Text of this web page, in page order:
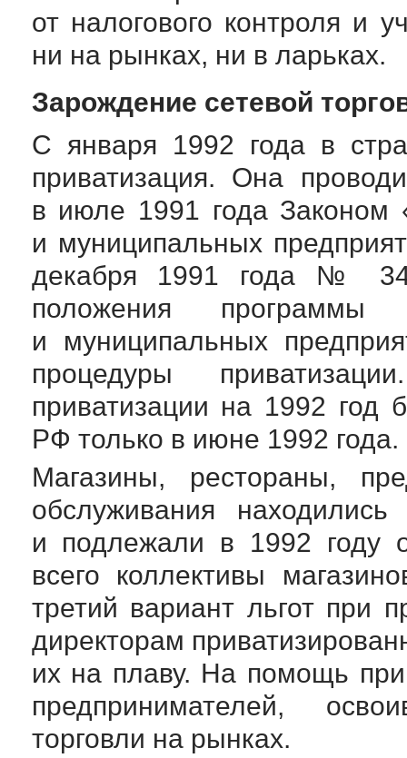
от налогового контроля и
ни на рынках, ни в ларьках.
Зарождение сетевой
С января 1992 года в
приватизация. Она
в июле 1991 года Законом
и муниципальных
декабря 1991 года №
положения программы
и муниципальных
процедуры
приватизации на 1992
РФ только в июне 1992 года.
Магазины, рестораны,
обслуживания
и подлежали в 1992 году
всего коллективы
третий вариант льгот при
директорам
их на плаву. На помощь
предпринимателей,
торговли на рынках.